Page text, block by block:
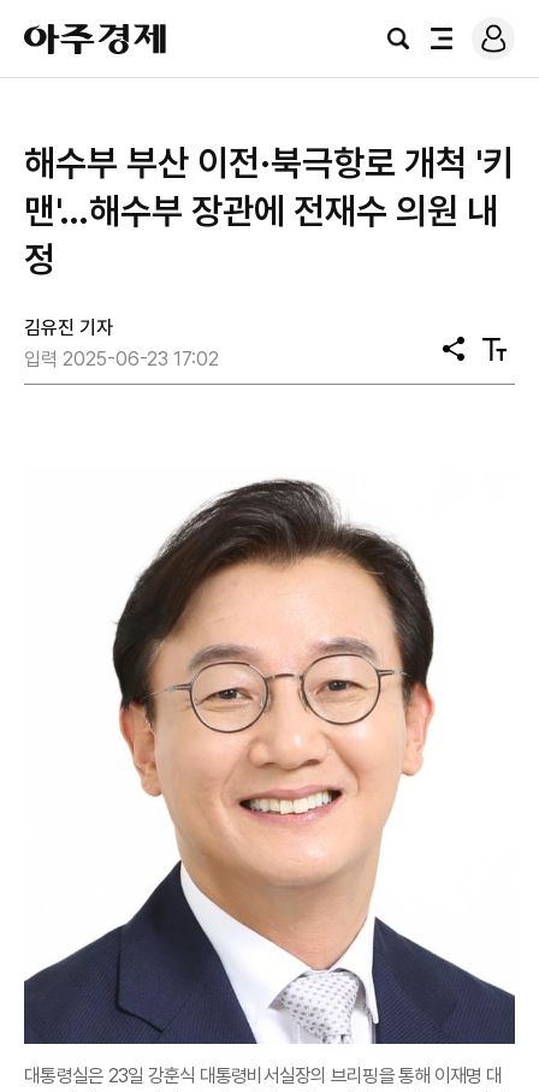
아
주
경
검
전
로
그
해수부 부산 이전·북극항로 개척 '키
맨'…해수부 장관에 전재수 의원 내
정
김유진 기자
입력 2025-06-23 17:02
공
유
텍
스
대통령실은 23일 강훈식 대통령비서실장의 브리핑을 통해 이재명 대